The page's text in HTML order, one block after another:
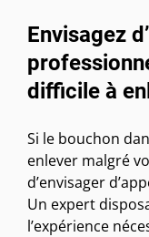
Envisagez
difficile à
Si le bouchon
enlever malgré
d’envisager
Un expert
l’expérience